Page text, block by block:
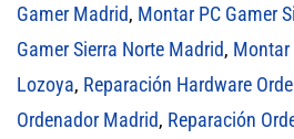
Gamer Madrid, Montar PC Gamer
Gamer Sierra Norte Madrid, Montar
Lozoya, Reparación Hardware
Ordenador Madrid, Reparación